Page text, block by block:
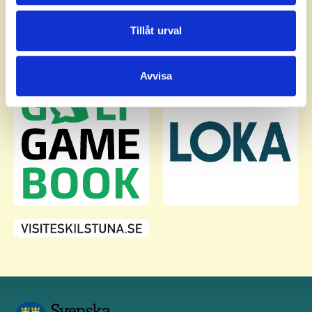
annons- och analysföretag som vi samarbetar med.
Dessa kan i sin tur kombinera informationen med annan
Tillåt urval
Avvisa